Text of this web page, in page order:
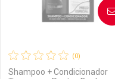
(0)
Shampoo + Condicionador
AVISE-ME